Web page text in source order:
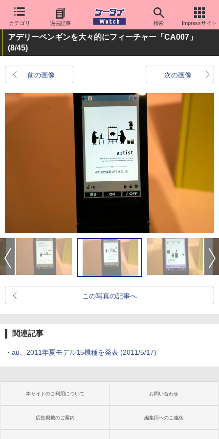
カテゴリ 過去記事 検索 Impressサイト
アデリーペンギンを大々的にフィーチャー「CA007」
(8/45)
前の画像 次の画像
この写真の記事へ
関連記事
・ au、2011年夏モデル15機種を発表 (2011/5/17)
本サイトのご利用について お問い合わせ
広告掲載のご案内 編集部へのご連絡